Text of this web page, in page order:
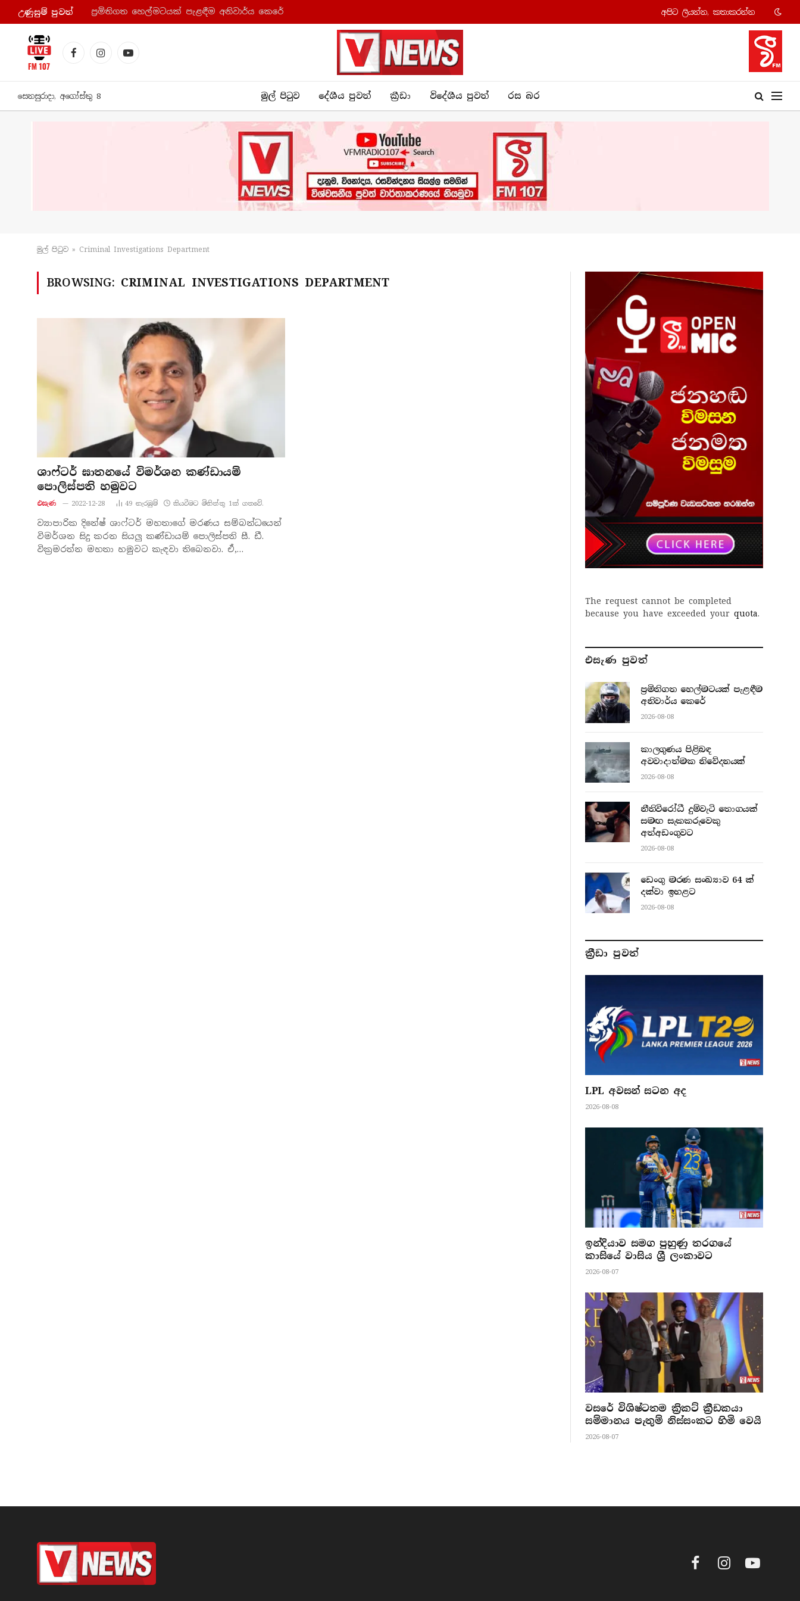
උණුසුම් පුව​ත් ප්‍රමිතිගත හෙල්මටයක් පැළඳීම අනිවාර්ය කෙරේ අපි​ට ලියන්න, කතාකරන්​න
FacebookInstagramYouTube
සෙනසුරාදා, අගෝස්තු 8 මුල් පිටුව දේශීය පුව​ත් ක්‍රී​ඩා විදේශීය පුවත් රස බ​ර
මුල් පිටු​ව » Criminal Investigations Department
BROWSING: CRIMINAL INVESTIGATIONS DEPARTMENT
ශාෆ්ටර් ඝාතනයේ විමර්ශන කණ්ඩායම්
පොලිස්පති හමුවට
එසැණ 2022-12-28 49 නැරඹු​ම් කියවීමට මිනිත්තු 1ක් ගතවේ.
ව්‍යාපාරික දිනේෂ් ශාෆ්ටර් මහතාගේ මරණය සම්බන්ධයෙන්
විමර්ශන සිදු කරන සියලු කණ්ඩායම් පොලිස්පති සී. ඩී.
වික්‍රමරත්න මහතා හමුවට කැඳවා තිබෙනවා. ඒ,…
The request cannot be completed
because you have exceeded your quota.
එසැණ පුව​ත්
ප්‍රමිතිගත හෙල්මටයක් පැළඳීම
අනිවාර්ය කෙරේ
2026-08-08
කාලගුණය පිළිබඳ
අවවාදාත්මක නිවේදනයක්
2026-08-08
නීතිවිරෝධී දුම්වැටි තොගයක්
සමඟ සැකකරුවෙකු
අත්අඩංගුවට
2026-08-08
ඩෙංගු මරණ සංඛ්‍යාව 64 ක්
දක්වා ඉහළට
2026-08-08
ක්‍රීඩා පුවත්
LPL අවසන් සටන අද
2026-08-08
ඉන්දියාව සමග පුහුණු තරගයේ
කාසියේ වාසිය ශ්‍රී ලංකාවට
2026-08-07
වසරේ විශිෂ්ටතම ක්‍රිකට් ක්‍රීඩකයා
සම්මානය පැතුම් නිස්සංකට හිමි වෙයි
2026-08-07
FacebookInstagramYouTube